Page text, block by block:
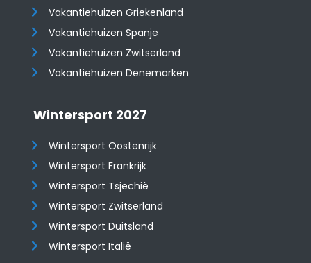
Vakantiehuizen Griekenland
Vakantiehuizen Spanje
​​​​​​​Vakantiehuizen Zwitserland
Vakantiehuizen Denemarken
Wintersport 2027
Wintersport Oostenrijk
Wintersport Frankrijk
Wintersport Tsjechië
Wintersport Zwitserland
Wintersport Duitsland
Wintersport Italië